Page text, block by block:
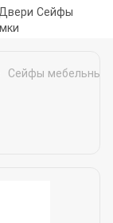
Сейфы мебельные